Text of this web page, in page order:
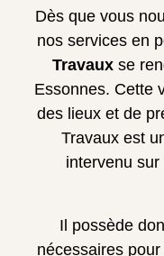
Dès que vous
nos services en
Travauxse
Essonnes. Cette
des lieux et de
Travaux est
intervenu
Il possède
nécessaires